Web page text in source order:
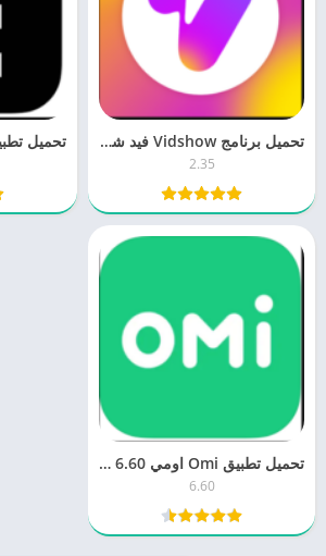
تحميل برنامج Vidshow فيد شو 2.35 محرر الفيديو مجانا براط مباشر
2.35
تحميل تطبيق Omi اومي 6.60 للدردشة للكمبيوتر والموبايل مجانا برابط مباشر
6.60